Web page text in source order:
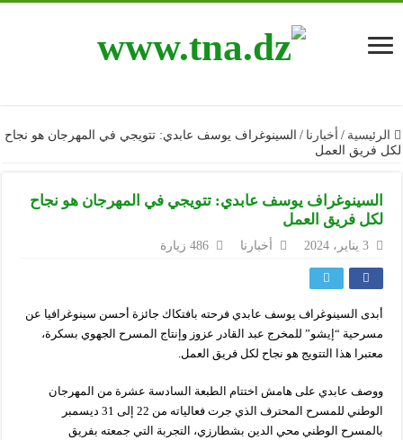
الرئيسية / أخبارنا / السينوغراف يوسف عابدي: تتويجي في المهرجان هو نجاح
لكل فريق العمل
السينوغراف يوسف عابدي: تتويجي في المهرجان هو نجاح
لكل فريق العمل
3 يناير، 2024 أخبارنا 486 زيارة
أبدى السينوغراف يوسف عابدي فرحته بافتكاك جائزة أحسن سينوغرافيا عن
مسرحية “إيشو” للمخرج عبد القادر عزوز وإنتاج المسرح الجهوي بسكرة،
معتبرا هذا التتويج هو نجاح لكل فريق العمل.
ووصف عابدي على هامش اختتام الطبعة السادسة عشرة من المهرجان
الوطني للمسرح المحترف الذي جرت فعالياته من 22 إلى 31 ديسمبر
بالمسرح الوطني محي الدين بشطارزي، التجربة التي جمعته بفريق